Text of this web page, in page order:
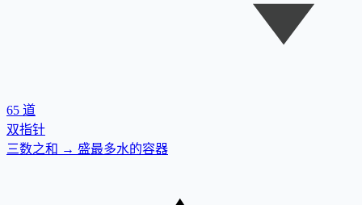
65 道
双指针
三数之和 → 盛最多水的容器